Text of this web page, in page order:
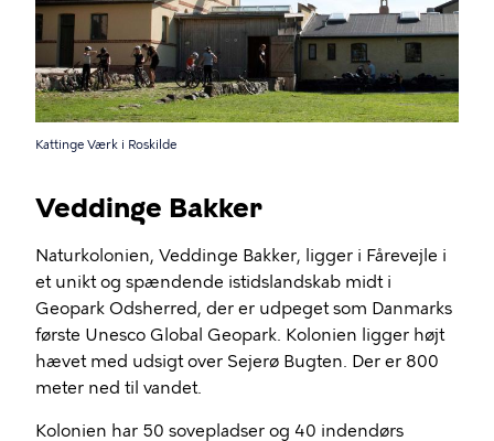
Kattinge Værk i Roskilde
Veddinge Bakker
Naturkolonien, Veddinge Bakker, ligger i Fårevejle i
et unikt og spændende istidslandskab midt i
Geopark Odsherred, der er udpeget som Danmarks
første Unesco Global Geopark. Kolonien ligger højt
hævet med udsigt over Sejerø Bugten. Der er 800
meter ned til vandet.
Kolonien har 50 sovepladser og 40 indendørs